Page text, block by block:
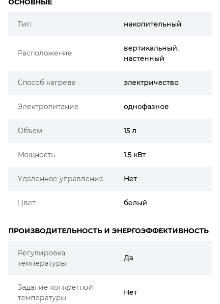
Тип накопительный
Расположение
вертикальный,
настенный
Способ нагрева электричество
Электропитание однофазное
Объем 15 л
Мощность 1.5 кВт
Удаленное управление Нет
Цвет белый
ПРОИЗВОДИТЕЛЬНОСТЬ И ЭНЕРГОЭФФЕКТИВНОСТЬ
Регулировка
температуры
Да
Задание конкретной
температуры
Нет